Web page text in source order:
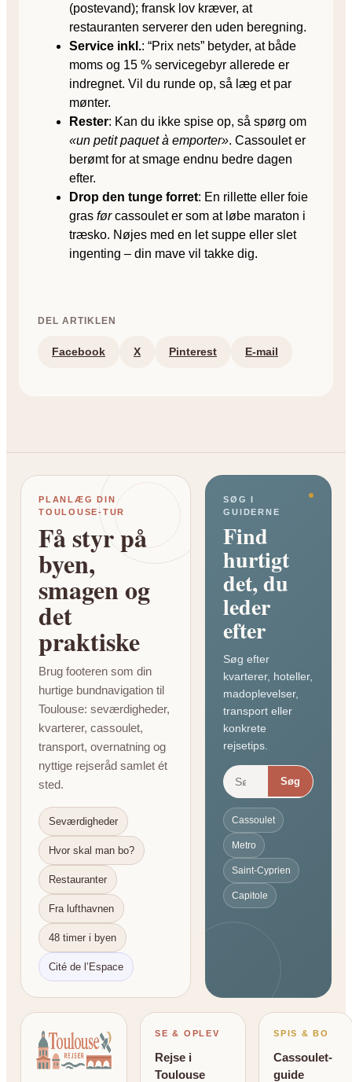
(postevand); fransk lov kræver, at
restauranten serverer den uden beregning.
Service inkl.: “Prix nets” betyder, at både
moms og 15 % servicegebyr allerede er
indregnet. Vil du runde op, så læg et par
mønter.
Rester: Kan du ikke spise op, så spørg om
«un petit paquet à emporter». Cassoulet er
berømt for at smage endnu bedre dagen
efter.
Drop den tunge forret: En rillette eller foie
gras førcassoulet er som at løbe maraton i
træsko. Nøjes med en let suppe eller slet
ingenting – din mave vil takke dig.
DEL ARTIKLEN
Facebook X Pinterest E-mail
PLANLÆG DIN
TOULOUSE-TUR
Få styr på
byen,
smagen og
det
praktiske
Brug footeren som din
hurtige bundnavigation til
Toulouse: seværdigheder,
kvarterer, cassoulet,
transport, overnatning og
nyttige rejseråd samlet ét
sted.
Seværdigheder
Hvor skal man bo?
Restauranter
Fra lufthavnen
48 timer i byen
Cité de l’Espace
SØG I
GUIDERNE
Find
hurtigt
det, du
leder
efter
Søg efter
kvarterer, hoteller,
madoplevelser,
transport eller
konkrete
rejsetips.
Søg
Cassoulet
Metro
Saint-Cyprien
Capitole
SE & OPLEV
Rejse i
Toulouse
SPIS & BO
Cassoulet-
guide